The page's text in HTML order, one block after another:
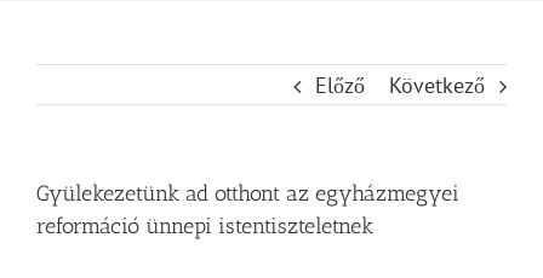
Előző Következő
Gyülekezetünk ad otthont az egyházmegyei
reformáció ünnepi istentiszteletnek